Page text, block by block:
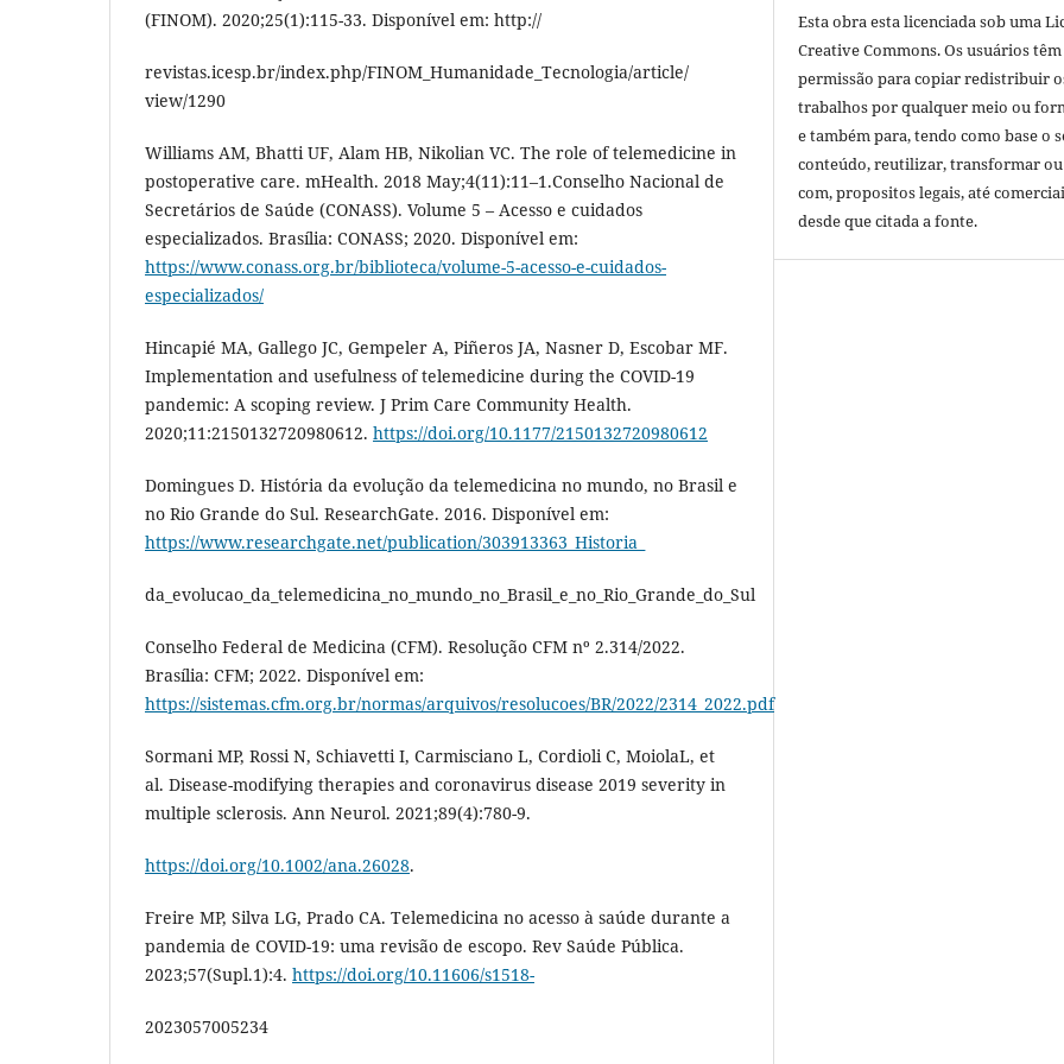
(FINOM). 2020;25(1):115-33. Disponível em: http://
revistas.icesp.br/index.php/FINOM_Humanidade_Tecnologia/article/
view/1290
Williams AM, Bhatti UF, Alam HB, Nikolian VC. The role of telemedicine in
postoperative care. mHealth. 2018 May;4(11):11–1.Conselho Nacional de
Secretários de Saúde (CONASS). Volume 5 – Acesso e cuidados
especializados. Brasília: CONASS; 2020. Disponível em:
https://www.conass.org.br/biblioteca/volume-5-acesso-e-cuidados-
especializados/
Hincapié MA, Gallego JC, Gempeler A, Piñeros JA, Nasner D, Escobar MF.
Implementation and usefulness of telemedicine during the COVID-19
pandemic: A scoping review. J Prim Care Community Health.
2020;11:2150132720980612. https://doi.org/10.1177/2150132720980612
Domingues D. História da evolução da telemedicina no mundo, no Brasil e
no Rio Grande do Sul. ResearchGate. 2016. Disponível em:
https://www.researchgate.net/publication/303913363_Historia_
da_evolucao_da_telemedicina_no_mundo_no_Brasil_e_no_Rio_Grande_do_Sul
Conselho Federal de Medicina (CFM). Resolução CFM nº 2.314/2022.
Brasília: CFM; 2022. Disponível em:
https://sistemas.cfm.org.br/normas/arquivos/resolucoes/BR/2022/2314_2022.pdf
Sormani MP, Rossi N, Schiavetti I, Carmisciano L, Cordioli C, MoiolaL, et
al. Disease-modifying therapies and coronavirus disease 2019 severity in
multiple sclerosis. Ann Neurol. 2021;89(4):780-9.
https://doi.org/10.1002/ana.26028.
Freire MP, Silva LG, Prado CA. Telemedicina no acesso à saúde durante a
pandemia de COVID-19: uma revisão de escopo. Rev Saúde Pública.
2023;57(Supl.1):4. https://doi.org/10.11606/s1518-
2023057005234
Esta obra esta licenciada sob uma
Creative Commons. Os usuários têm
permissão para copiar redistribuir
trabalhos por qualquer meio ou
e também para, tendo como base o
conteúdo, reutilizar, transformar
com, propositos legais, até
desde que citada a fonte.